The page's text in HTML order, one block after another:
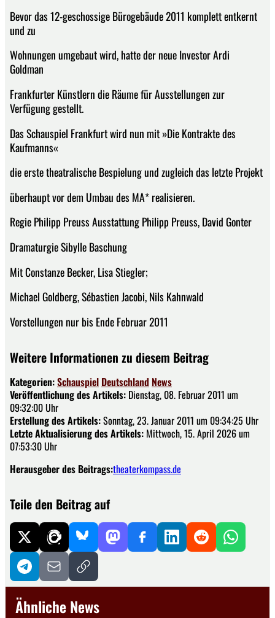
Bevor das 12-geschossige Bürogebäude 2011 komplett entkernt
und zu
Wohnungen umgebaut wird, hatte der neue Investor Ardi
Goldman
Frankfurter Künstlern die Räume für Ausstellungen zur
Verfügung gestellt.
Das Schauspiel Frankfurt wird nun mit »Die Kontrakte des
Kaufmanns«
die erste theatralische Bespielung und zugleich das letzte Projekt
überhaupt vor dem Umbau des MA* realisieren.
Regie Philipp Preuss Ausstattung Philipp Preuss, David Gonter
Dramaturgie Sibylle Baschung
Mit Constanze Becker, Lisa Stiegler;
Michael Goldberg, Sébastien Jacobi, Nils Kahnwald
Vorstellungen nur bis Ende Februar 2011
Weitere Informationen zu diesem Beitrag
Kategorien:Schauspiel Deutschland News
Veröffentlichung des Artikels: Dienstag, 08. Februar 2011 um
09:32:00 Uhr
Erstellung des Artikels:Sonntag, 23. Januar 2011 um 09:34:25 Uhr
Letzte Aktualisierung des Artikels: Mittwoch, 15. April 2026 um
07:53:30 Uhr
Herausgeber des Beitrags:theaterkompass.de
Teile den Beitrag auf
Ähnliche News